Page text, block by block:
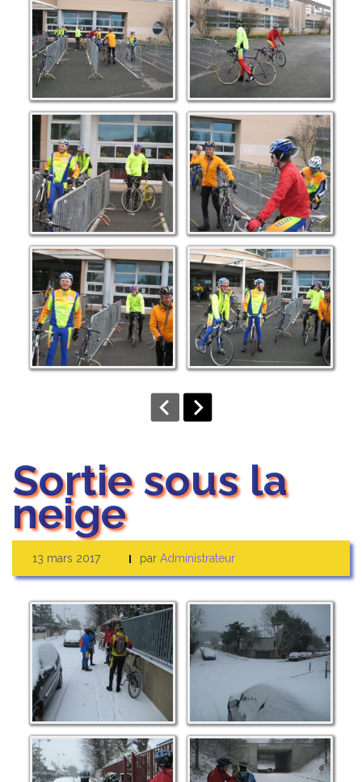
Sortie sous la
neige
13 mars 2017 par Administrateur